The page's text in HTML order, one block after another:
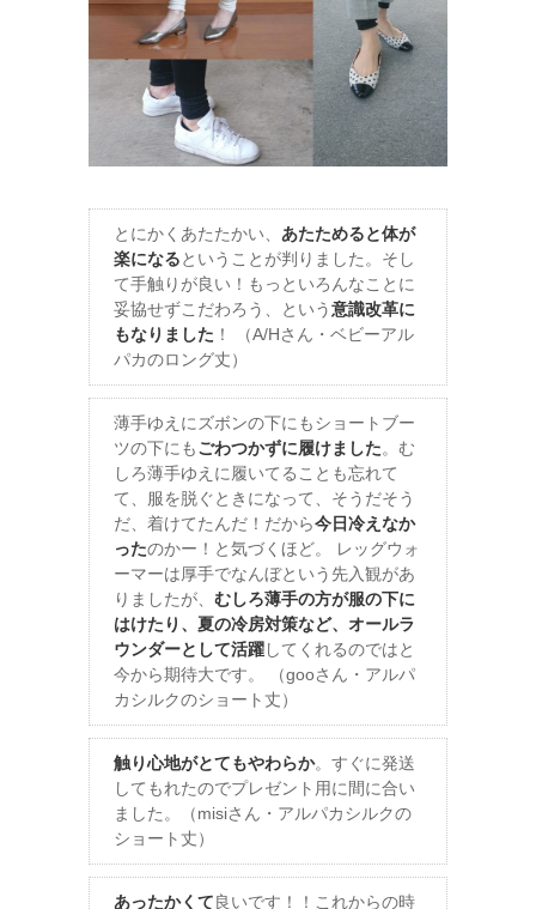
とにかくあたたかい、 あたためると体が
楽になるということが判りました。そし
て手触りが良い！もっといろんなことに
妥協せずこだわろう、という意識改革に
もなりました ！ （A/Hさん・ベビーアル
パカのロング丈）
薄手ゆえにズボンの下にもショートブー
ツの下にもごわつかずに履けました。む
しろ薄手ゆえに履いてることも忘れて
て、服を脱ぐときになって、そうだそう
だ、着けてたんだ！だから今日冷えなか
ったのかー！と気づくほど。 レッグウォ
ーマーは厚手でなんぼという先入観があ
りましたが、 むしろ薄手の方が服の下に
はけたり、夏の冷房対策など、オールラ
ウンダーとして活躍してくれるのではと
今から期待大です。 （gooさん・アルパ
カシルクのショート丈）
触り心地がとてもやわらか。すぐに発送
してもれたのでプレゼント用に間に合い
ました。（misiさん・アルパカシルクの
ショート丈）
あったかくて良いです！！これからの時